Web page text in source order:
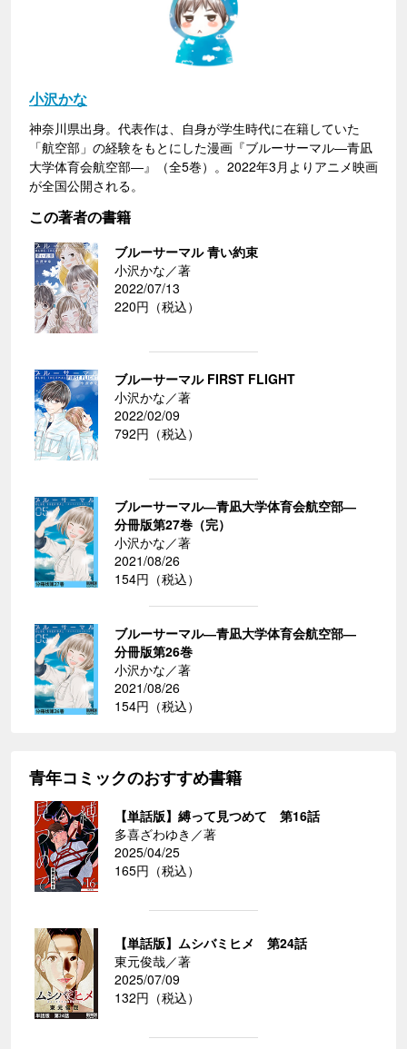
小沢かな
神奈川県出身。代表作は、自身が学生時代に在籍していた
「航空部」の経験をもとにした漫画『ブルーサーマル―青凪
大学体育会航空部―』（全5巻）。2022年3月よりアニメ映画
が全国公開される。
この著者の書籍
ブルーサーマル 青い約束
小沢かな／著
2022/07/13
220円（税込）
ブルーサーマル FIRST FLIGHT
小沢かな／著
2022/02/09
792円（税込）
ブルーサーマル―青凪大学体育会航空部―
分冊版第27巻（完）
小沢かな／著
2021/08/26
154円（税込）
ブルーサーマル―青凪大学体育会航空部―
分冊版第26巻
小沢かな／著
2021/08/26
154円（税込）
青年コミックのおすすめ書籍
【単話版】縛って見つめて 第16話
多喜ざわゆき／著
2025/04/25
165円（税込）
【単話版】ムシバミヒメ 第24話
東元俊哉／著
2025/07/09
132円（税込）